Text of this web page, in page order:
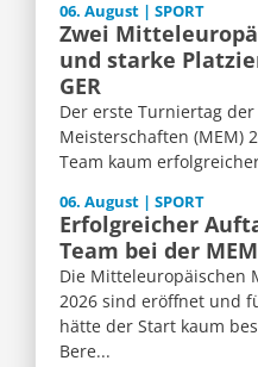
06. August | SPORT
Zwei
und starke
GER
Der erste Turniertag
Meisterschaften (MEM)
Team kaum
06. August | SPORT
Erfolgreicher
Team bei der
Die Mitteleuropäischen
2026 sind eröffnet und
hätte der Start kaum
Bere...